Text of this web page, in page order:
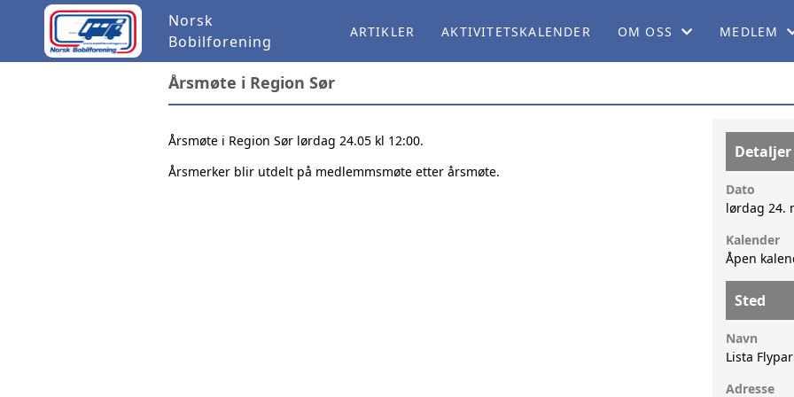
Norsk
Bobilforening
ARTIKLER AKTIVITETSKALENDER OM OSS
SERVICEKONTORET
PERSONVERNERKLÆRING
TEKNISK KOMITÉ
POLITISK KOMITÉ
MEDLEM
Årsmøte i Region Sør
Årsmøte i Region Sør lørdag 24.05 kl 12:00.
Årsmerker blir utdelt på medlemmsmøte etter årsmøte.
Detaljer
Dato
lørdag 24.
Kalender
Åpen
Sted
Navn
Lista
Adresse